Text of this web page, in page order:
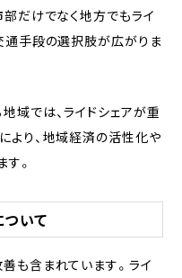
部だけでなく地方でもライ
通手段の選択肢が広がりま
域では、ライドシェアが重
より、地域経済の活性化や
。
いて
も含まれています。ライ